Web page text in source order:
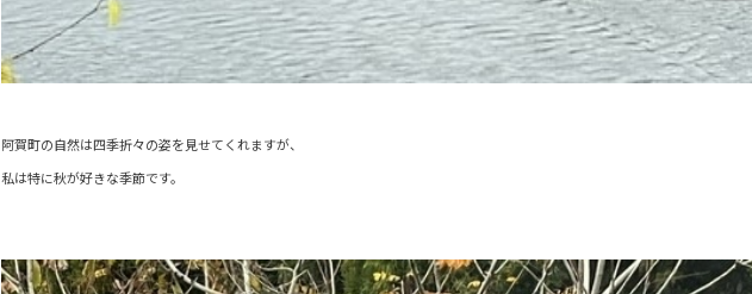
阿賀町の自然は四季折々の姿を見せてくれますが、
私は特に秋が好きな季節です。